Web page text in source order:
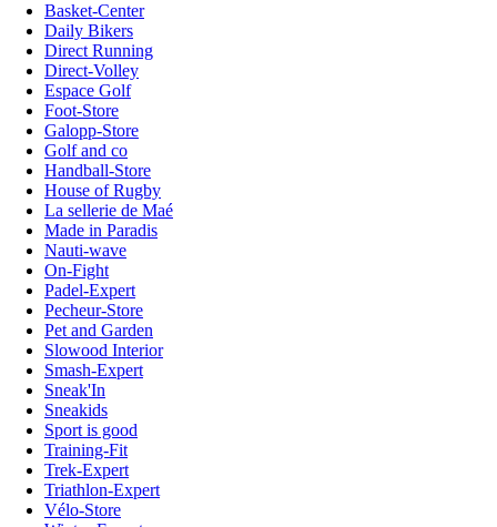
Basket-Center
Daily Bikers
Direct Running
Direct-Volley
Espace Golf
Foot-Store
Galopp-Store
Golf and co
Handball-Store
House of Rugby
La sellerie de Maé
Made in Paradis
Nauti-wave
On-Fight
Padel-Expert
Pecheur-Store
Pet and Garden
Slowood Interior
Smash-Expert
Sneak'In
Sneakids
Sport is good
Training-Fit
Trek-Expert
Triathlon-Expert
Vélo-Store